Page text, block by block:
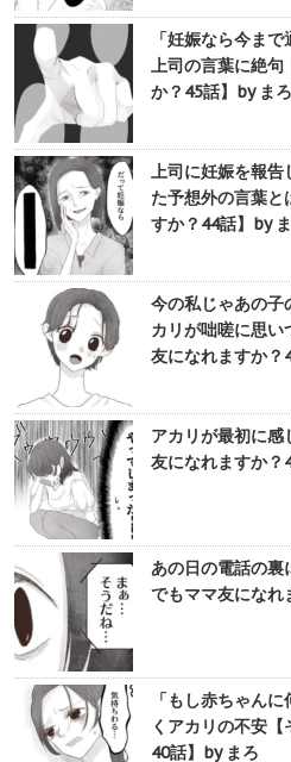
「妊娠なら今ま
上司の言葉に絶句
か？45話】by まろ
上司に妊娠を報告
た予想外の言葉
すか？44話】by
今の私じゃあの
カリが咄嗟に思
友になれますか？
アカリが最初に
友になれますか？
あの日の電話の裏
でもママ友になれ
「もし赤ちゃん
くアカリの不安
40話】by まろ